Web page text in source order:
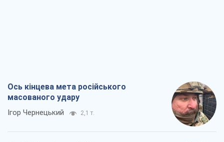
Ось кінцева мета російського
масованого удару
Ігор Чернецький 2,1 т.